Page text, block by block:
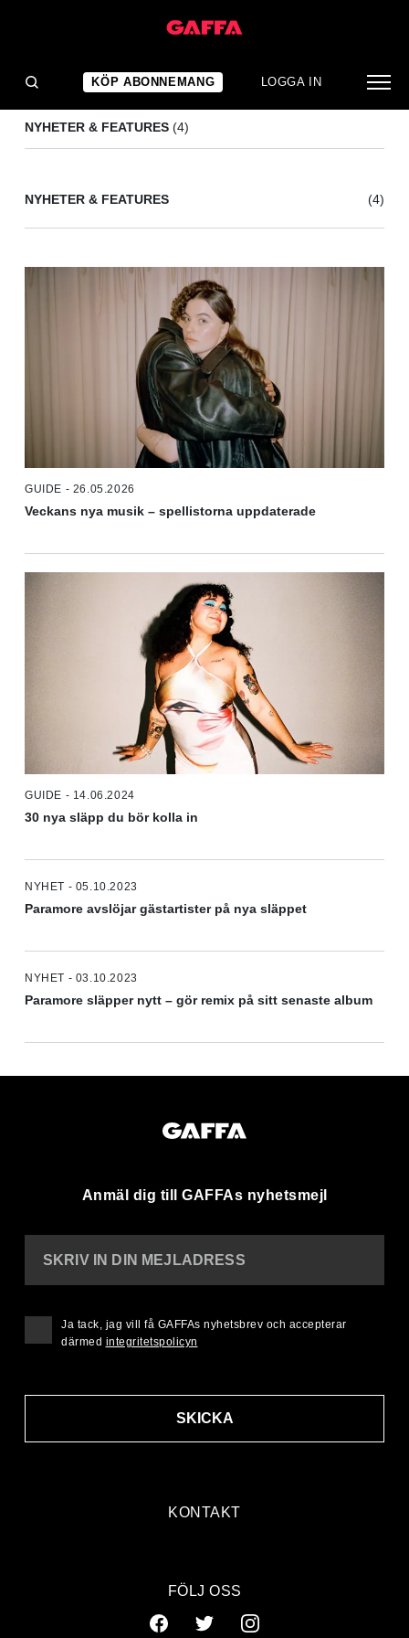
KÖP ABONNEMANG LOGGA IN
NYHETER & FEATURES (4)
NYHETER & FEATURES (4)
GUIDE - 26.05.2026
Veckans nya musik – spellistorna uppdaterade
GUIDE - 14.06.2024
30 nya släpp du bör kolla in
NYHET - 05.10.2023
Paramore avslöjar gästartister på nya släppet
NYHET - 03.10.2023
Paramore släpper nytt – gör remix på sitt senaste album
Anmäl dig till GAFFAs nyhetsmejl
KONTAKT
SKRIV IN DIN MEJLADRESS
SKICKA
Ja tack, jag vill få GAFFAs nyhetsbrev och accepterar
därmed integritetspolicyn
FÖLJ OSS